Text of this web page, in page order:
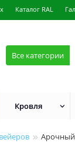
Каталог RAL
Все категории
Кровля
Арочный